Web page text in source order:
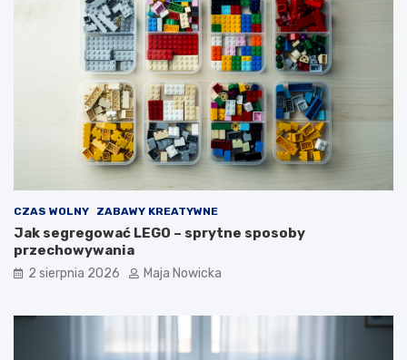
CZAS WOLNY ZABAWY KREATYWNE
Jak segregować LEGO – sprytne sposoby
przechowywania
2 sierpnia 2026 Maja Nowicka